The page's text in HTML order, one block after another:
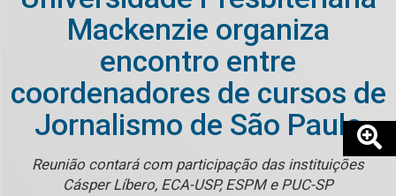
Mackenzie organiza
encontro entre
coordenadores de cursos de
Jornalismo de São Paulo
Reunião contará com participação das instituições
Cásper Líbero, ECA-USP, ESPM e PUC-SP